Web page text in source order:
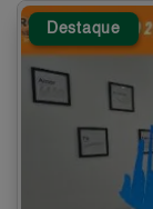
Destaque